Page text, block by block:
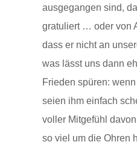
ausgegangen sind,
gratuliert … oder von
dass er nicht an
was lässt uns dann
Frieden spüren:
seien ihm einfach
voller Mitgefühl
so viel um die Ohren